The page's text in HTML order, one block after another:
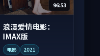
96:53
浪漫爱情电影：
IMAX版
电影 2021